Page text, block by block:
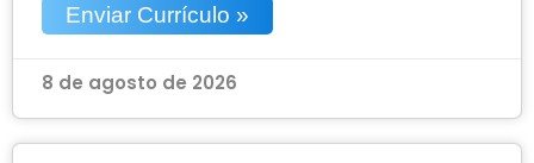
Enviar Currículo »
8 de agosto de 2026